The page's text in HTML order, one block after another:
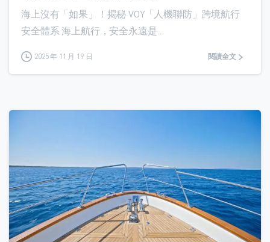
海上沒有「如果」！揭秘 VOY「人機聯防」跨境航行
安全體系 海上航行，安全永遠是...
2025 年 11 月 19 日 閱讀全文
0